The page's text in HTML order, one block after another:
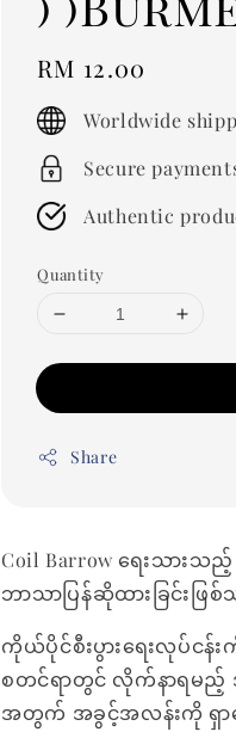
Regular
price
RM 12.00
Worldwide
Secure
Authentic
Quantity
Share
Coil Barrow ရေးသားသည့်
ဘာသာပြန်ဆိုထားခြင်းဖ
ကိုယ်ပိုင်စီးပွားရေးလုပ်ငန်
စတင်ရာတွင် လိုက်နာရမည့် အခ
အတွက် အခွင့်အလန်းကို ရှာဖွေ